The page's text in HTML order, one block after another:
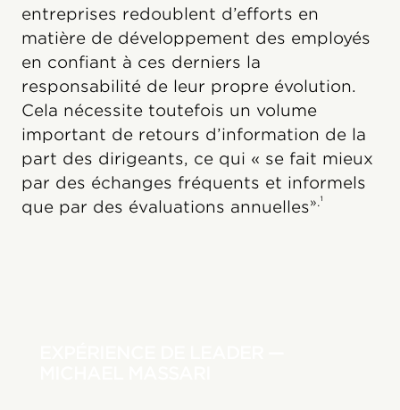
entreprises redoublent d’efforts en
matière de développement des employés
en confiant à ces derniers la
responsabilité de leur propre évolution.
Cela nécessite toutefois un volume
important de retours d’information de la
part des dirigeants, ce qui « se fait mieux
par des échanges fréquents et informels
que par des évaluations annuelles».¹